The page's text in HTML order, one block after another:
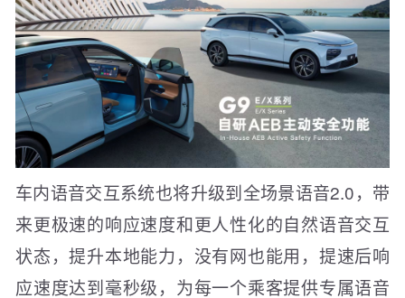
车内语音交互系统也将升级到全场景语音2.0，带
来更极速的响应速度和更人性化的自然语音交互
状态，提升本地能力，没有网也能用，提速后响
应速度达到毫秒级，为每一个乘客提供专属语音